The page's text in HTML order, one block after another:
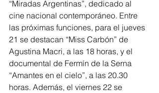
“Miradas Argentinas”, dedicado al
cine nacional contemporáneo. Entre
las próximas funciones, para el jueves
21 se destacan “Miss Carbón” de
Agustina Macri, a las 18 horas, y el
documental de Fermín de la Serna
“Amantes en el cielo”, a las 20.30
horas. Además, el viernes 22 se